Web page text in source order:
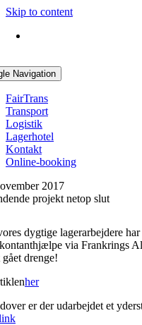
Skip to content
Navigation
FairTrans
Transport
Logistik
Lagerhotel
Kontakt
Online-booking
2017
projekt netop slut
dygtige lagerarbejdere
via Frankrings
drenge!
her
er der udarbejdet et